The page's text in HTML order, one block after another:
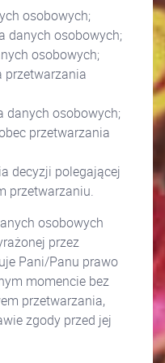
osobowych;
danych osobowych;
osobowych;
przetwarzania
danych osobowych;
przetwarzania
decyzji polegającej
przetwarzaniu.
osobowych
przez
Pani/Panu prawo
momencie bez
przetwarzania,
zgody przed jej